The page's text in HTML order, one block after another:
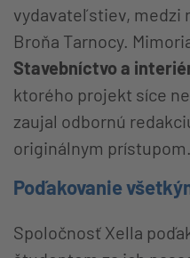
vydavateľstiev, medzi
Broňa Tarnocy.
Stavebníctvo a
ktorého projekt síce
zaujal odbornú
originálnym prístupom.
Poďakovanie
Spoločnosť Xella